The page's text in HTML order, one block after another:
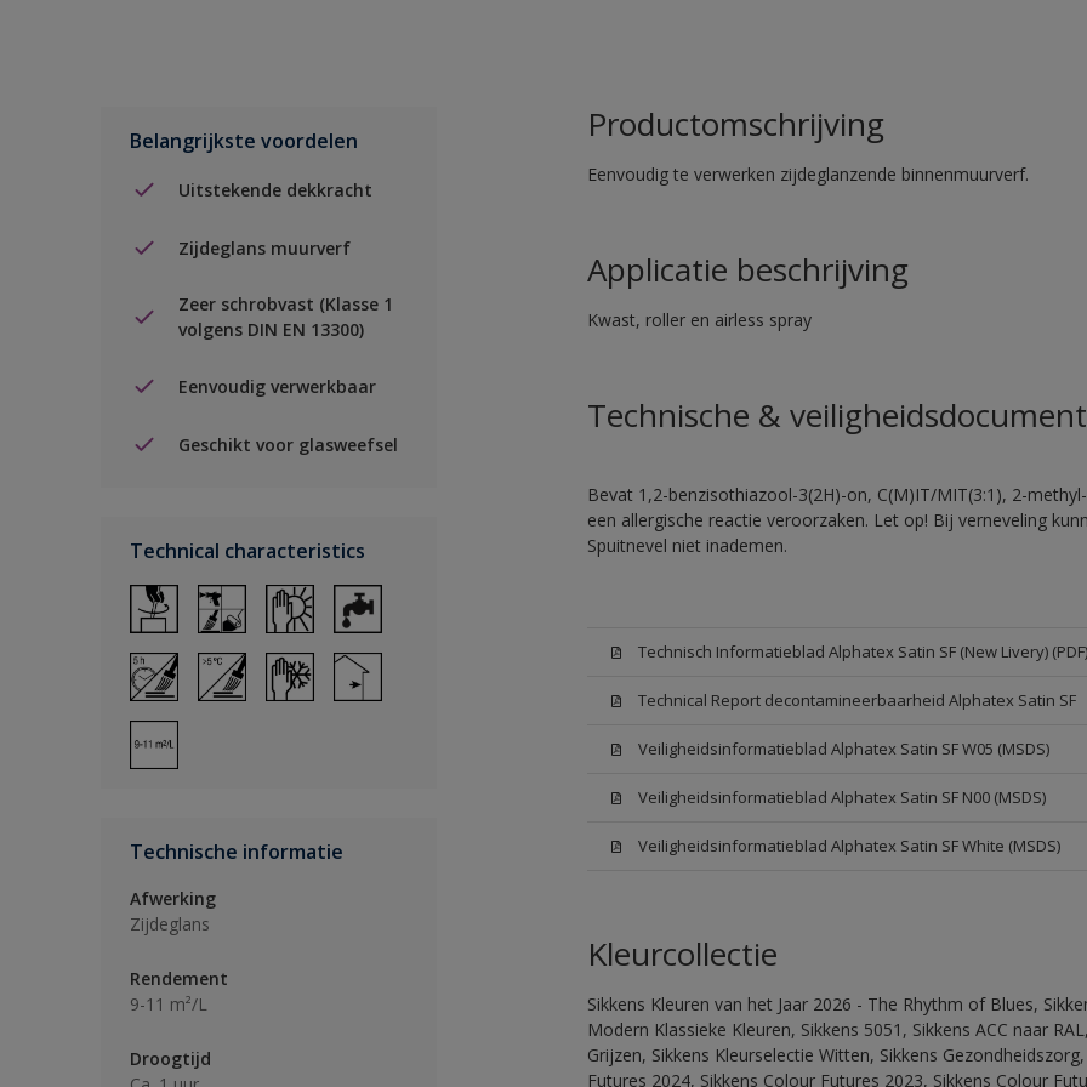
Belangrijkste voordelen
Uitstekende dekkracht
Zijdeglans muurverf
Zeer schrobvast (Klasse 1
volgens DIN EN 13300)
Eenvoudig verwerkbaar
Geschikt voor glasweefsel
Technical characteristics
Technische informatie
Afwerking
Zijdeglans
Rendement
9-11 m²/L
Droogtijd
Productomschrijving
Eenvoudig te verwerken zijdeglanzende binnenmuurverf.
Applicatie beschrijving
Kwast, roller en airless spray
Technische &
Bevat 1,2-benzisothiazool-3(2H)-on, C(M)IT/MIT(3:1), 2-
een allergische reactie veroorzaken. Let op! Bij verneveling
Spuitnevel niet inademen.
Technisch Informatieblad Alphatex Satin SF (New Livery) (PDF)
Technical Report decontamineerbaarheid Alphatex Satin SF
Veiligheidsinformatieblad Alphatex Satin SF W05 (MSDS)
Veiligheidsinformatieblad Alphatex Satin SF N00 (MSDS)
Veiligheidsinformatieblad Alphatex Satin SF White (MSDS)
Kleurcollectie
Sikkens Kleuren van het Jaar 2026 - The Rhythm of Blues,
Modern Klassieke Kleuren, Sikkens 5051, Sikkens ACC naar
Grijzen, Sikkens Kleurselectie Witten, Sikkens
Futures 2024, Sikkens Colour Futures 2023, Sikkens Colour